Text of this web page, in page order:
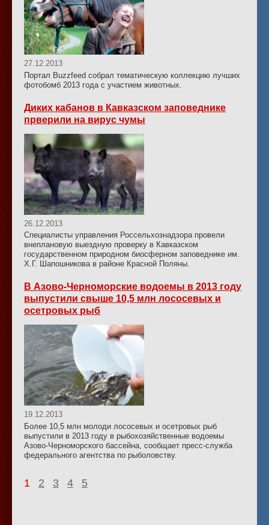
27.12.2013
Портал Buzzfeed собрал тематическую коллекцию лучших
фотобомб 2013 года с участием животных.
Диких кабанов в Кавказском заповеднике
прверили на вирус чумы
26.12.2013
Специалисты управления Россельхознадзора провели
внеплановую выездную проверку в Кавказском
государственном природном биосферном заповеднике им.
Х.Г. Шапошникова в районе Красной Поляны.
В Азово-Черноморские водоемы в 2013 году
выпустили свыше 10,5 млн лососевых и
осетровых рыб
19.12.2013
Более 10,5 млн молоди лососевых и осетровых рыб
выпустили в 2013 году в рыбохозяйственные водоемы
Азово-Черноморского бассейна, сообщает пресс-служба
федерального агентства по рыболовству.
1 2 3 4 5